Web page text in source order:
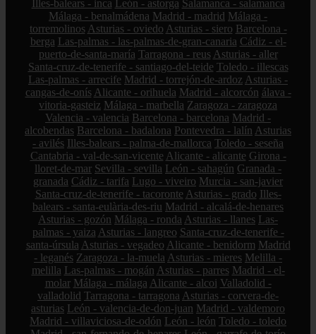
Illes-balears - inca León - astorga Salamanca - salamanca
Málaga - benalmádena Madrid - madrid Málaga -
torremolinos Asturias - oviedo Asturias - siero Barcelona -
berga Las-palmas - las-palmas-de-gran-canaria Cádiz - el-
puerto-de-santa-maría Tarragona - reus Asturias - aller
Santa-cruz-de-tenerife - santiago-del-teide Toledo - illescas
Las-palmas - arrecife Madrid - torrejón-de-ardoz Asturias -
cangas-de-onís Alicante - orihuela Madrid - alcorcón álava -
vitoria-gasteiz Málaga - marbella Zaragoza - zaragoza
Valencia - valencia Barcelona - barcelona Madrid -
alcobendas Barcelona - badalona Pontevedra - lalín Asturias
- avilés Illes-balears - palma-de-mallorca Toledo - seseña
Cantabria - val-de-san-vicente Alicante - alicante Girona -
lloret-de-mar Sevilla - sevilla León - sahagún Granada -
granada Cádiz - tarifa Lugo - viveiro Murcia - san-javier
Santa-cruz-de-tenerife - tacoronte Asturias - grado Illes-
balears - santa-eulària-des-riu Madrid - alcalá-de-henares
Asturias - gozón Málaga - ronda Asturias - llanes Las-
palmas - yaiza Asturias - langreo Santa-cruz-de-tenerife -
santa-úrsula Asturias - vegadeo Alicante - benidorm Madrid
- leganés Zaragoza - la-muela Asturias - mieres Melilla -
melilla Las-palmas - mogán Asturias - parres Madrid - el-
molar Málaga - málaga Alicante - alcoi Valladolid -
valladolid Tarragona - tarragona Asturias - corvera-de-
asturias León - valencia-de-don-juan Madrid - valdemoro
Madrid - villaviciosa-de-odón León - león Toledo - toledo